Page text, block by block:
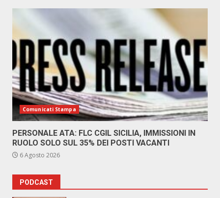
Comunicati Stampa
PERSONALE ATA: FLC CGIL SICILIA, IMMISSIONI IN
RUOLO SOLO SUL 35% DEI POSTI VACANTI
6 Agosto 2026
PODCAST